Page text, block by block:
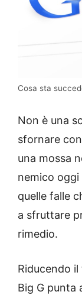
Cosa sta
Non è una
sfornare
una mossa
nemico oggi
quelle falle
a sfruttare
rimedio.
Riducendo il
Big G punta